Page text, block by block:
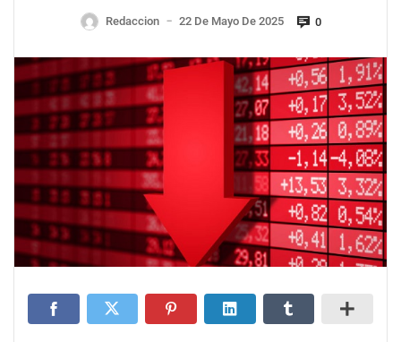
Redaccion — 22 De Mayo De 2025 0